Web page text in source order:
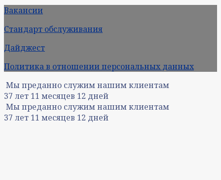
Вакансии
Стандарт обслуживания
Дайджест
Политика в отношении персональных данных
Мы преданно служим нашим клиентам
37 лет 11 месяцев 12 дней
Мы преданно служим нашим клиентам
37 лет 11 месяцев 12 дней